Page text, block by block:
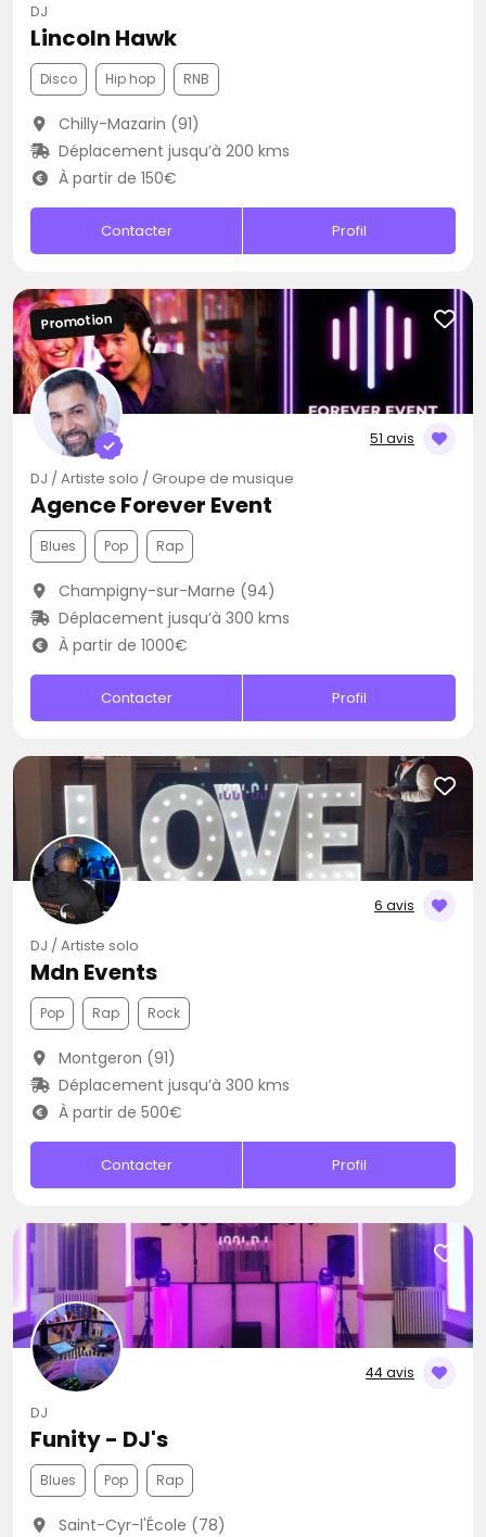
DJ
Lincoln Hawk
Disco Hip hop RNB
Chilly-Mazarin (91)
Déplacement jusqu’à 200 kms
À partir de 150€
Contacter Profil
51 avis
Promotion
DJ / Artiste solo / Groupe de musique
Agence Forever Event
Blues Pop Rap
Champigny-sur-Marne (94)
Déplacement jusqu’à 300 kms
À partir de 1000€
Contacter Profil
6 avis
DJ / Artiste solo
Mdn Events
Pop Rap Rock
Montgeron (91)
Déplacement jusqu’à 300 kms
À partir de 500€
Contacter Profil
44 avis
DJ
Funity - DJ's
Blues Pop Rap
Saint-Cyr-l'École (78)